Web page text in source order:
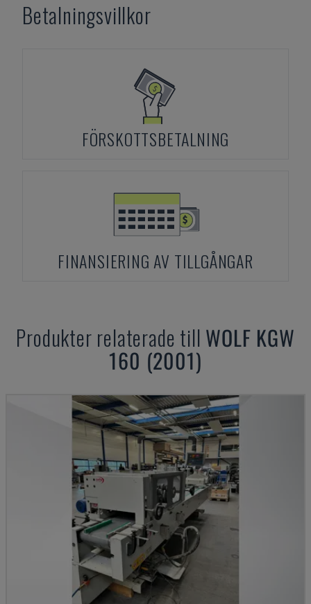
Betalningsvillkor
FÖRSKOTTSBETALNING
FINANSIERING AV TILLGÅNGAR
Produkter relaterade till WOLF KGW
160 (2001)